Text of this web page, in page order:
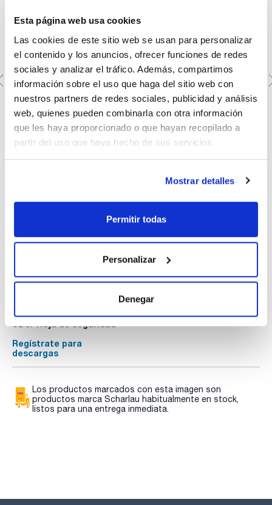
Esta página web usa cookies
Las cookies de este sitio web se usan para personalizar
el contenido y los anuncios, ofrecer funciones de redes
sociales y analizar el tráfico. Además, compartimos
información sobre el uso que haga del sitio web con
nuestros partners de redes sociales, publicidad y análisis
web, quienes pueden combinarla con otra información
que les haya proporcionado o que hayan recopilado a
partir del uso que haya hecho de sus servicios.
Mostrar detalles
Permitir todas
Personalizar
Denegar
Vaso de precipitado, forma baja, graduado, vidrio
borosilicato DIN 12331. SCHARLAU. Capacidad (ml): 600.
Ø (mm): 90. Altura (mm): 125
1033510112
Envase: x 10 u.
Documentación técnica
TDS / Ficha técnica
descargas
COA
Regístrate para
descargas
SDS/ Hoja de seguridad
Regístrate para
descargas
Los productos marcados con esta imagen son
productos marca Scharlau habitualmente en stock,
listos para una entrega inmediata.